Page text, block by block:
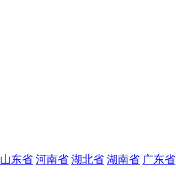
山东省 河南省 湖北省 湖南省 广东省